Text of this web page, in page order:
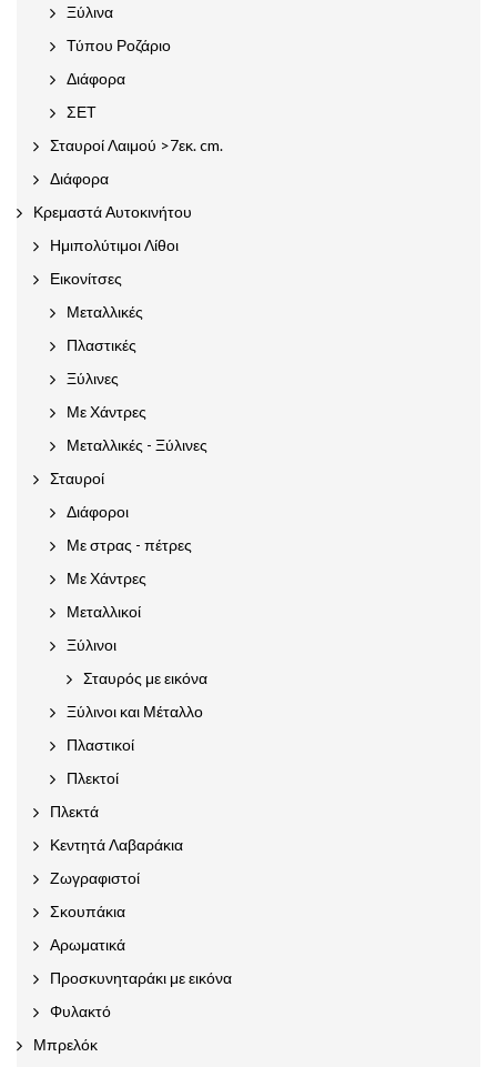
Ξύλινα
Τύπου Ροζάριο
Διάφορα
ΣΕΤ
Σταυροί Λαιμού >7εκ. cm.
Διάφορα
Κρεμαστά Αυτοκινήτου
Ημιπολύτιμοι Λίθοι
Εικονίτσες
Μεταλλικές
Πλαστικές
Ξύλινες
Με Χάντρες
Μεταλλικές - Ξύλινες
Σταυροί
Διάφοροι
Με στρας - πέτρες
Με Χάντρες
Μεταλλικοί
Ξύλινοι
Σταυρός με εικόνα
Ξύλινοι και Μέταλλο
Πλαστικοί
Πλεκτοί
Πλεκτά
Κεντητά Λαβαράκια
Ζωγραφιστοί
Σκουπάκια
Αρωματικά
Προσκυνηταράκι με εικόνα
Φυλακτό
Μπρελόκ